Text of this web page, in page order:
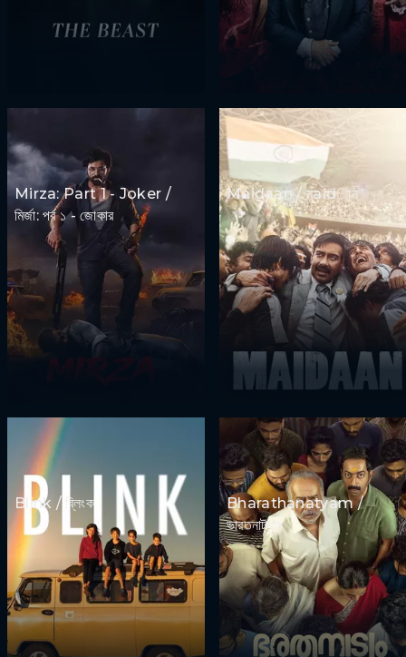
Mirza: Part 1 - Joker /
মির্জা: পর্ব ১ - জোকার
Maidaan / মaidান
Blink / ব্লিংক
Bharathanatyam /
ভারতনাট্যম